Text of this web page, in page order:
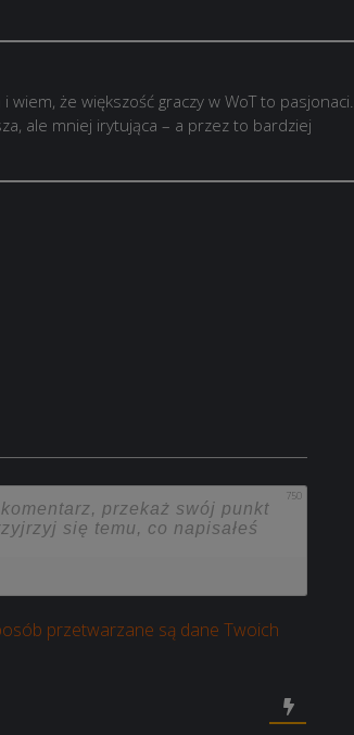
że większość graczy w WoT to pasjonaci.
ale mniej irytująca – a przez to bardziej
750
przetwarzane są dane Twoich